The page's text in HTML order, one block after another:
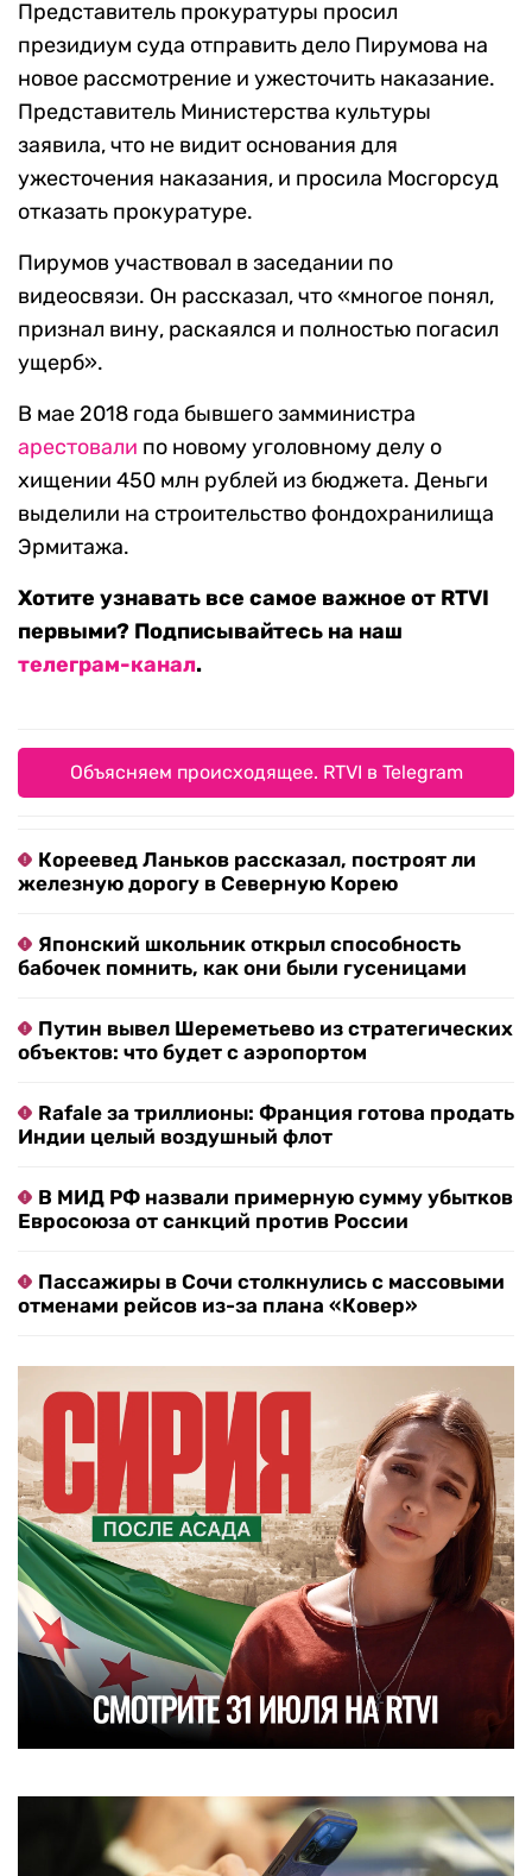
Представитель прокуратуры просил
президиум суда отправить дело Пирумова на
новое рассмотрение и ужесточить наказание.
Представитель Министерства культуры
заявила, что не видит основания для
ужесточения наказания, и просила Мосгорсуд
отказать прокуратуре.
Пирумов участвовал в заседании по
видеосвязи. Он рассказал, что «многое понял,
признал вину, раскаялся и полностью погасил
ущерб».
В мае 2018 года бывшего замминистра
арестовали по новому уголовному делу о
хищении 450 млн рублей из бюджета. Деньги
выделили на строительство фондохранилища
Эрмитажа.
Хотите узнавать все самое важное от RTVI
первыми? Подписывайтесь на наш
телеграм-канал.
Объясняем происходящее. RTVI в Telegram
Кореевед Ланьков рассказал, построят ли
железную дорогу в Северную Корею
Японский школьник открыл способность
бабочек помнить, как они были гусеницами
Путин вывел Шереметьево из стратегических
объектов: что будет с аэропортом
Rafale за триллионы: Франция готова продать
Индии целый воздушный флот
В МИД РФ назвали примерную сумму убытков
Евросоюза от санкций против России
Пассажиры в Сочи столкнулись с массовыми
отменами рейсов из-за плана «Ковер»